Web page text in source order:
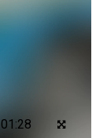
01:28